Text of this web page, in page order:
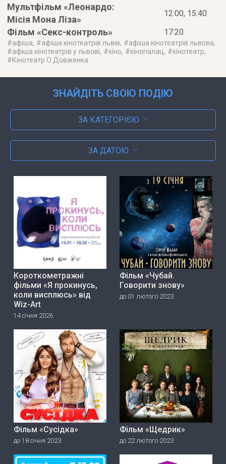
Мультфільм «Леонардо:
Місія Мона Ліза»
12:00, 15:40
Фільм «Секс-контроль» 17:20
#афіша, #афіша кінотеатрів львів, #афіша кінотеатрів львова,
#афіша кінотеатрів у львові, #кіно, #кінопалац, #кінотеатр,
#Кінотеатр О.Довженка
ЗНАЙДІТЬ СВОЮ ПОДІЮ
ЗА КАТЕГОРІЄЮ
ЗА ДАТОЮ
Короткометражні
фільми «Я прокинусь,
коли висплюсь» від
Wiz-Art
14 січня 2026
Фільм «Чубай.
Говорити знову»
до 01 лютого 2023
Фільм «Сусідка»
до 18 січня 2023
Фільм «Щедрик»
до 22 лютого 2023